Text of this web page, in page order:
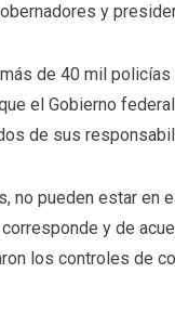
y
de 40 mil
el Gobierno
de sus
no pueden estar
y de
los controles de